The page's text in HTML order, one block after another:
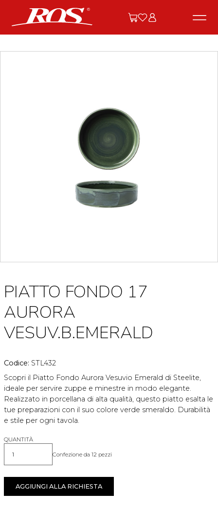
PIATTO FONDO 17
AURORA
VESUV.B.EMERALD
Codice: STL432
Scopri il Piatto Fondo Aurora Vesuvio Emerald di Steelite,
ideale per servire zuppe e minestre in modo elegante.
Realizzato in porcellana di alta qualità, questo piatto esalta le
tue preparazioni con il suo colore verde smeraldo. Durabilità
e stile per ogni tavola.
QUANTITÀ
Quantità Confezione da 12 pezzi
AGGIUNGI ALLA RICHIESTA